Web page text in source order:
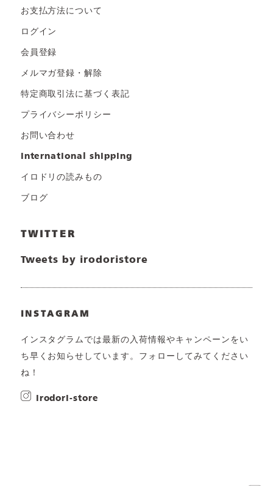
お支払方法について
ログイン
会員登録
メルマガ登録・解除
特定商取引法に基づく表記
プライバシーポリシー
お問い合わせ
international shipping
イロドリの読みもの
ブログ
TWITTER
Tweets by irodoristore
INSTAGRAM
インスタグラムでは最新の入荷情報やキャンペーンをい
ち早くお知らせしています。フォローしてみてください
ね！
irodori-store